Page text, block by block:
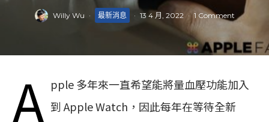
Willy Wu · 最新消息 · 13 4 月, 2022 · 1 Comment
A pple 多年來一直希望能將量血壓功能加入
到 Apple Watch，因此每年在等待全新